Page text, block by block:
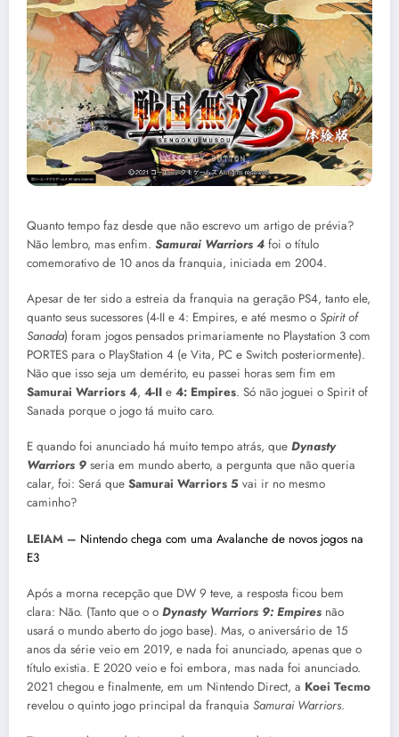
Quanto tempo faz desde que não escrevo um artigo de prévia?
Não lembro, mas enfim. Samurai Warriors 4 foi o título
comemorativo de 10 anos da franquia, iniciada em 2004.
Apesar de ter sido a estreia da franquia na geração PS4, tanto ele,
quanto seus sucessores (4-II e 4: Empires, e até mesmo o Spirit of
Sanada) foram jogos pensados primariamente no Playstation 3 com
PORTES para o PlayStation 4 (e Vita, PC e Switch posteriormente).
Não que isso seja um demérito, eu passei horas sem fim em
Samurai Warriors 4, 4-II e 4: Empires. Só não joguei o Spirit of
Sanada porque o jogo tá muito caro.
E quando foi anunciado há muito tempo atrás, que Dynasty
Warriors 9 seria em mundo aberto, a pergunta que não queria
calar, foi: Será que Samurai Warriors 5 vai ir no mesmo
caminho?
LEIAM – Nintendo chega com uma Avalanche de novos jogos na
E3
Após a morna recepção que DW 9 teve, a resposta ficou bem
clara: Não. (Tanto que o o Dynasty Warriors 9: Empires não
usará o mundo aberto do jogo base). Mas, o aniversário de 15
anos da série veio em 2019, e nada foi anunciado, apenas que o
título existia. E 2020 veio e foi embora, mas nada foi anunciado.
2021 chegou e finalmente, em um Nintendo Direct, a Koei Tecmo
revelou o quinto jogo principal da franquia Samurai Warriors.